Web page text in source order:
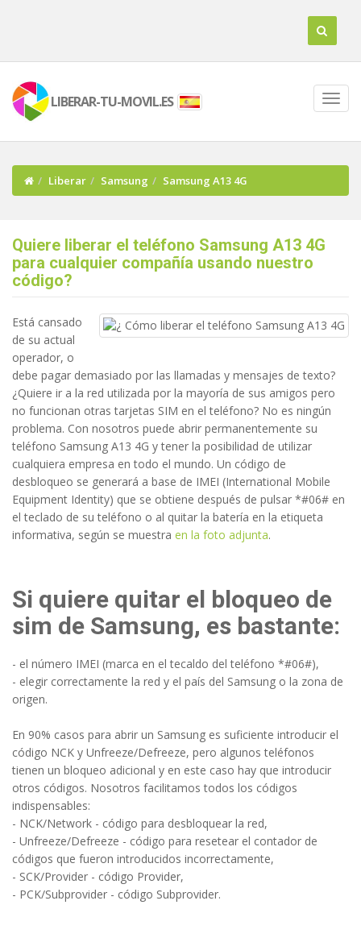
LIBERAR-TU-MOVIL.ES
Liberar Samsung Samsung A13 4G
Quiere liberar el teléfono Samsung A13 4G
para cualquier compañía usando nuestro
código?
Está cansado
de su actual
operador, o
debe pagar demasiado por las llamadas y mensajes de texto?
¿Quiere ir a la red utilizada por la mayoría de sus amigos pero
no funcionan otras tarjetas SIM en el teléfono? No es ningún
problema. Con nosotros puede abrir permanentemente su
teléfono Samsung A13 4G y tener la posibilidad de utilizar
cualquiera empresa en todo el mundo. Un código de
desbloqueo se generará a base de IMEI (International Mobile
Equipment Identity) que se obtiene después de pulsar *#06# en
el teclado de su teléfono o al quitar la batería en la etiqueta
informativa, según se muestra en la foto adjunta.
Si quiere quitar el bloqueo de
sim de Samsung, es bastante:
- el número IMEI (marca en el tecaldo del teléfono *#06#),
- elegir correctamente la red y el país del Samsung o la zona de
origen.
En 90% casos para abrir un Samsung es suficiente introducir el
código NCK y Unfreeze/Defreeze, pero algunos teléfonos
tienen un bloqueo adicional y en este caso hay que introducir
otros códigos. Nosotros facilitamos todos los códigos
indispensables:
- NCK/Network - código para desbloquear la red,
- Unfreeze/Defreeze - código para resetear el contador de
códigos que fueron introducidos incorrectamente,
- SCK/Provider - código Provider,
- PCK/Subprovider - código Subprovider.